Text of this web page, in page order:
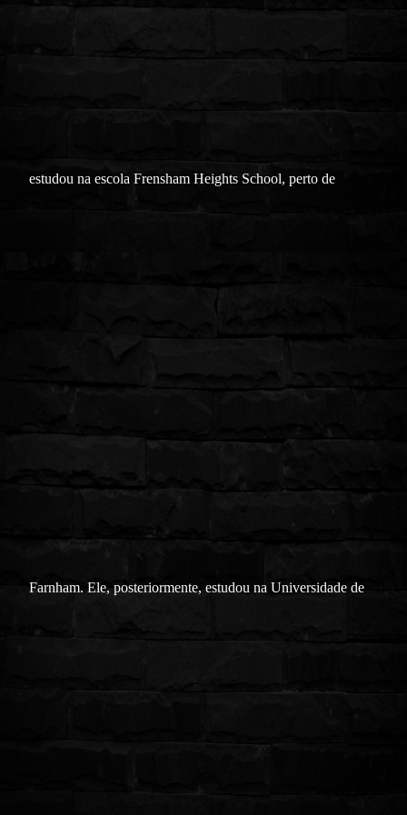
estudou na escola Frensham Heights School, perto de
Farnham. Ele, posteriormente, estudou na Universidade de